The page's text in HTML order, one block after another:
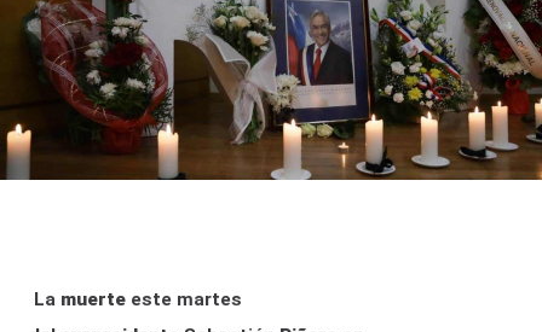
La muerte este martes